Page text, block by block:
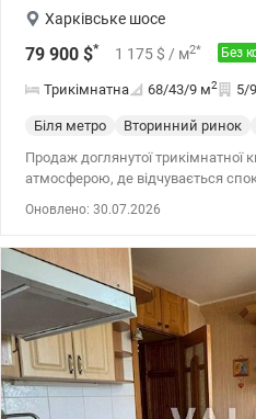
Харківське шосе
79 900 $* 1 175 $ / м2* Без
Трикімнатна 68/43/9 м2 5/
Біля метро Вторинний ринок
Продаж доглянутої трикімнатної
атмосферою, де відчувається
дубовий паркет, кондиціонер на
квартири. Будинок- якісний
працює домофон, заведено
Затишний зелений двір з
майданчиками, є місця для паркуванняи.
розвинутою інфраструктурою:
досяжності, магазини на будь-
пошти, банки, лікарні. Локація на
Оновлено: 30.07.2026